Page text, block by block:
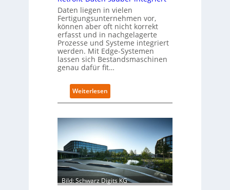
Daten liegen in vielen
Fertigungsunternehmen vor,
können aber oft nicht korrekt
erfasst und in nachgelagerte
Prozesse und Systeme integriert
werden. Mit Edge-Systemen
lassen sich Bestandsmaschinen
genau dafür fit…
Weiterlesen:
R
t
r
o
f
i
t
-
D
Bild: Schwarz Digits KG